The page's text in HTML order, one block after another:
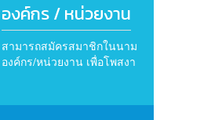
องค์กร / หน่วยงาน
สามารถสมัครสมาชิกในนาม
องค์กร/หน่วยงาน เพื่อโพสงา